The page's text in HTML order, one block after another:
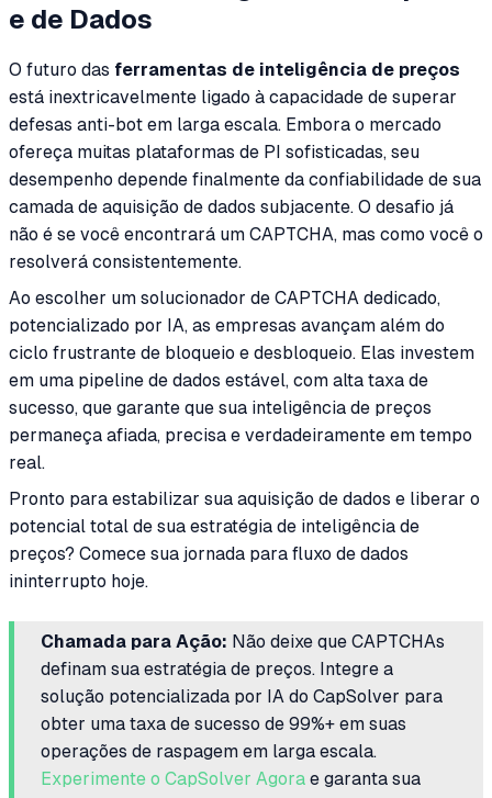
e de Dados
O futuro das ferramentas de inteligência de preços
está inextricavelmente ligado à capacidade de superar
defesas anti-bot em larga escala. Embora o mercado
ofereça muitas plataformas de PI sofisticadas, seu
desempenho depende finalmente da confiabilidade de sua
camada de aquisição de dados subjacente. O desafio já
não é se você encontrará um CAPTCHA, mas como você o
resolverá consistentemente.
Ao escolher um solucionador de CAPTCHA dedicado,
potencializado por IA, as empresas avançam além do
ciclo frustrante de bloqueio e desbloqueio. Elas investem
em uma pipeline de dados estável, com alta taxa de
sucesso, que garante que sua inteligência de preços
permaneça afiada, precisa e verdadeiramente em tempo
real.
Pronto para estabilizar sua aquisição de dados e liberar o
potencial total de sua estratégia de inteligência de
preços? Comece sua jornada para fluxo de dados
ininterrupto hoje.
Chamada para Ação: Não deixe que CAPTCHAs
definam sua estratégia de preços. Integre a
solução potencializada por IA do CapSolver para
obter uma taxa de sucesso de 99%+ em suas
operações de raspagem em larga escala.
Experimente o CapSolver Agora e garanta sua